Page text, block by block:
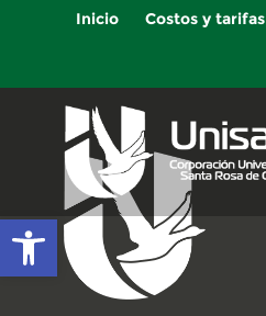
Abrir barra de herramientas
Inicio Costos y tarifas